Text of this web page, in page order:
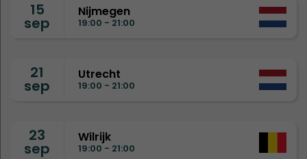
15
sep
Nijmegen
19:00 - 21:00
21
sep
Utrecht
19:00 - 21:00
23
sep
Wilrijk
19:00 - 21:00